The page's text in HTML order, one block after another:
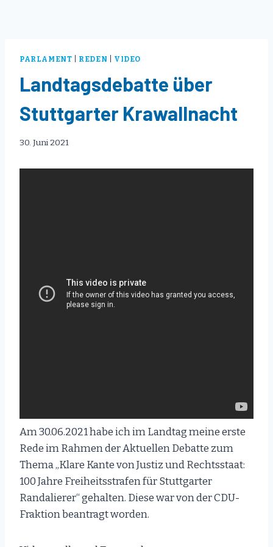
PARLAMENT REDEN VIDEO
Landtagsdebatte über
Stuttgarter Krawallnacht
30. Juni 2021
Am 30.06.2021 habe ich im Landtag meine erste
Rede im Rahmen der Aktuellen Debatte zum
Thema „Klare Kante von Justiz und Rechtsstaat:
100 Jahre Freiheitsstrafen für Stuttgarter
Randalierer“ gehalten. Diese war von der CDU-
Fraktion beantragt worden.